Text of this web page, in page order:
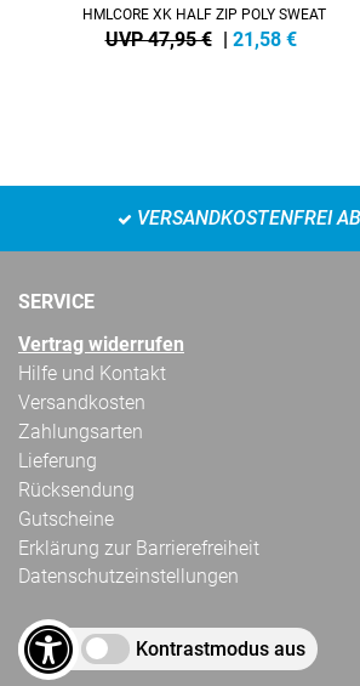
HMLCORE XK HALF ZIP POLY SWEAT
UVP 47,95 € | 21,58 €
VERSANDKOSTENFREI
SERVICE
Vertrag widerrufen
Hilfe und Kontakt
Versandkosten
Zahlungsarten
Lieferung
Rücksendung
Gutscheine
Erklärung zur Barrierefreiheit
Datenschutzeinstellungen
Kontrastmodus aus